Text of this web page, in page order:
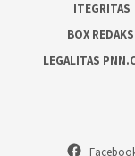
ITEGRITAS
BOX
LEGALITAS